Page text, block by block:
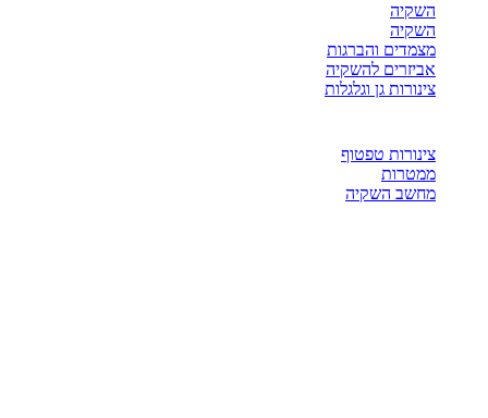
השקיה
השקיה
מצמדים והברגות
אביזרים להשקיה
צינורות גן וגלגלות
צינורות טפטוף
ממטרות
מחשב השקיה